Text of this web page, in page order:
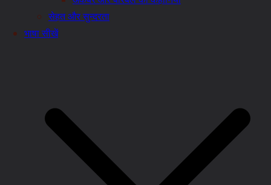
सेहत और सुन्दरता
भाषा सीखें